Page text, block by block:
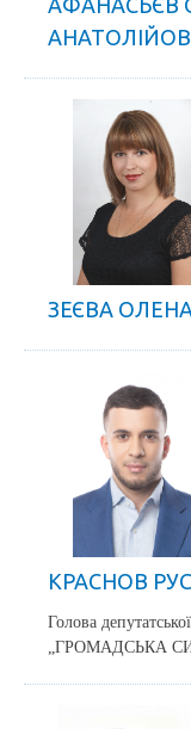
АФАНАСЬЄВ
ЗЕЄВА
КРАСНОВ
Голова
„ГРОМАДСЬКА